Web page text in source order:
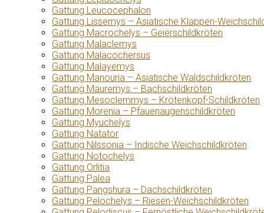
Gattung Leucocephalon
Gattung Lissemys – Asiatische Klappen-
Gattung Macrochelys – Geierschildkröten
Gattung Malaclemys
Gattung Malacochersus
Gattung Malayemys
Gattung Manouria – Asiatische Waldschildkröten
Gattung Mauremys – Bachschildkröten
Gattung Mesoclemmys – Krötenkopf-Schildkröten
Gattung Morenia – Pfauenaugenschildkröten
Gattung Myuchelys
Gattung Natator
Gattung Nilssonia – Indische Weichschildkröten
Gattung Notochelys
Gattung Orlitia
Gattung Palea
Gattung Pangshura – Dachschildkröten
Gattung Pelochelys – Riesen-Weichschildkröten